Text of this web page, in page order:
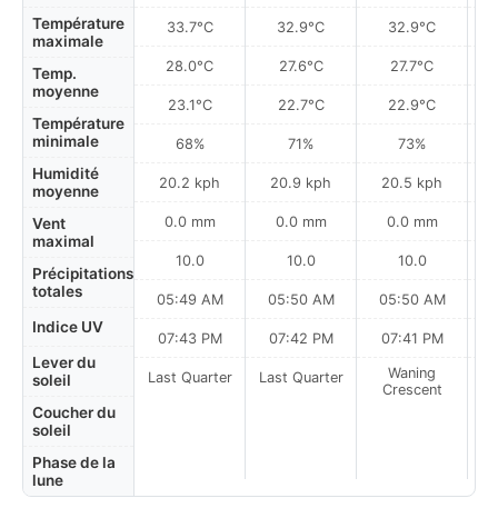
Température
maximale
Temp.
moyenne
Température
minimale
Humidité
moyenne
Vent
maximal
Précipitations
totales
Indice UV
Lever du
soleil
Coucher du
soleil
Phase de la
lune
33.7°C
28.0°C
23.1°C
68%
20.2 kph
0.0 mm
10.0
05:49 AM
07:43 PM
Last Quarter
32.9°C
27.6°C
22.7°C
71%
20.9 kph
0.0 mm
10.0
05:50 AM
07:42 PM
Last Quarter
32.9°C
27.7°C
22.9°C
73%
20.5 kph
0.0 mm
10.0
05:50 AM
07:41 PM
Waning
Crescent